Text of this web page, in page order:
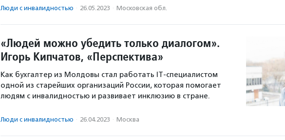
Люди с инвалидностью · 26.05.2023 · Московская обл.
«Людей можно убедить только диалогом».
Игорь Кипчатов, «Перспектива»
Как бухгалтер из Молдовы стал работать IT-специалистом
одной из старейших организаций России, которая помогает
людям с инвалидностью и развивает инклюзию в стране.
Люди с инвалидностью · 26.04.2023 · Москва